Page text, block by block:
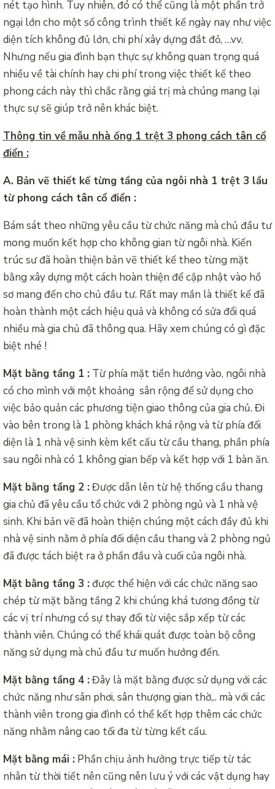
nét tạo hình. Tuy nhiên, đó có thể cũng là một phần trở
ngại lớn cho một số công trình thiết kế ngày nay như việc
diện tích không đủ lớn, chi phí xây dựng đắt đỏ, …vv.
Nhưng nếu gia đình bạn thực sự không quan trọng quá
nhiều về tài chính hay chi phí trong việc thiết kế theo
phong cách này thì chắc rằng giá trị mà chúng mang lại
thực sự sẽ giúp trở nên khác biệt.
Thông tin về mẫu nhà ống 1 trệt 3 phong cách tân cổ
điển :
A. Bản vẽ thiết kế từng tầng của ngôi nhà 1 trệt 3 lầu
từ phong cách tân cổ điển :
Bám sát theo những yêu cầu từ chức năng mà chủ đầu tư
mong muốn kết hợp cho không gian từ ngôi nhà. Kiến
trúc sư đã hoàn thiện bản vẽ thiết kế theo từng mặt
bằng xây dựng một cách hoàn thiện để cập nhật vào hồ
sơ mang đến cho chủ đầu tư. Rất may mắn là thiết kế đã
hoàn thành một cách hiệu quả và không có sửa đổi quá
nhiều mà gia chủ đã thông qua. Hãy xem chúng có gì đặc
biệt nhé !
Mặt bằng tầng 1 :Từ phía mặt tiền hướng vào, ngôi nhà
có cho mình với một khoảng sân rộng để sử dụng cho
việc bảo quản các phương tiện giao thông của gia chủ. Đi
vào bên trong là 1 phòng khách khá rộng và từ phía đối
diện là 1 nhà vệ sinh kèm kết cấu từ cầu thang, phần phía
sau ngôi nhà có 1 không gian bếp và kết hợp với 1 bàn ăn.
Mặt bằng tầng 2 :Được dẫn lên từ hệ thống cầu thang
gia chủ đã yêu cầu tổ chức với 2 phòng ngủ và 1 nhà vệ
sinh. Khi bản vẽ đã hoàn thiện chúng một cách đầy đủ khi
nhà vệ sinh nằm ở phía đối diện cầu thang và 2 phòng ngủ
đã được tách biệt ra ở phần đầu và cuối của ngôi nhà.
Mặt bằng tầng 3 :được thể hiện với các chức năng sao
chép từ mặt bằng tầng 2 khi chúng khá tương đồng từ
các vị trí nhưng có sự thay đổi từ việc sắp xếp từ các
thành viên. Chúng có thể khái quát được toàn bộ công
năng sử dụng mà chủ đầu tư muốn hướng đến.
Mặt bằng tầng 4 :Đây là mặt bằng được sử dụng với các
chức năng như sân phơi, sân thượng gian thờ,.. mà với các
thành viên trong gia đình có thể kết hợp thêm các chức
năng nhằm nâng cao tối đa từ từng kết cấu.
Mặt bằng mái :Phần chịu ảnh hưởng trực tiếp từ tác
nhân từ thời tiết nên cũng nên lưu ý với các vật dụng hay